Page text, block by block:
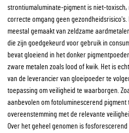
strontiumaluminate-pigment is niet-
correcte omgang geen
meestal gemaakt van zeldzame
die zijn goedgekeurd voor gebruik in
bevat gloeiend in het donker
zware metalen zoals lood of kwik. Het is
van de leverancier van gloeipoeder te
toepassing om veiligheid te waarborgen.
aanbevolen om fotoluminescerend pigment
overeenstemming met de relevante
Over het geheel genomen is